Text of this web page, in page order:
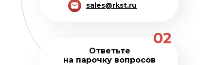
Ответьте
на парочку вопросов
02
sales@rkst.ru